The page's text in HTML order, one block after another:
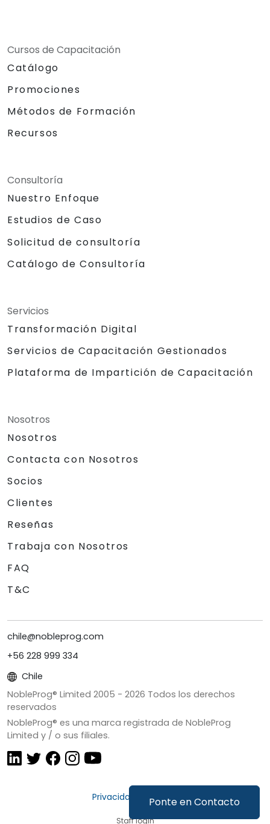
Ponte en Contacto
Cursos de Capacitación
Catálogo
Promociones
Métodos de Formación
Recursos
Consultoría
Nuestro Enfoque
Estudios de Caso
Solicitud de consultoría
Catálogo de Consultoría
Servicios
Transformación Digital
Servicios de Capacitación Gestionados
Plataforma de Impartición de Capacitación
Nosotros
Nosotros
Contacta con Nosotros
Socios
Clientes
Reseñas
Trabaja con Nosotros
FAQ
T&C
chile@nobleprog.com
+56 228 999 334
Chile
NobleProg® Limited 2005 - 2026 Todos los derechos
reservados
NobleProg® es una marca registrada de NobleProg
Limited y / o sus filiales.
Privacidad y Cookies
Staff login